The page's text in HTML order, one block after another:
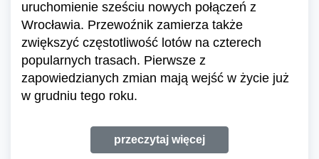
uruchomienie sześciu nowych połączeń z
Wrocławia. Przewoźnik zamierza także
zwiększyć częstotliwość lotów na czterech
popularnych trasach. Pierwsze z
zapowiedzianych zmian mają wejść w życie już
w grudniu tego roku.
przeczytaj więcej